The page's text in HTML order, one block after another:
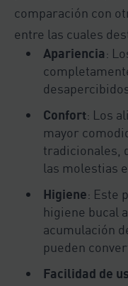
comparación con
entre las cuales
Apariencia:
Confort: Los
mayor
tradicionales,
las molestias
Higiene: Este
higiene bucal
acumulación
pueden
Facilidad de